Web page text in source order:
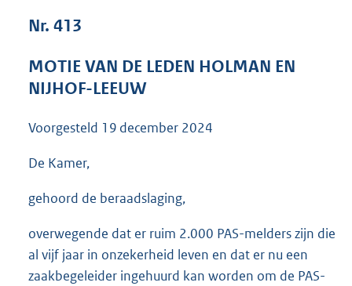
e
5
Nr. 413
MOTIE VAN DE LEDEN HOLMAN EN
NIJHOF-LEEUW
Voorgesteld 19 december 2024
De Kamer,
gehoord de beraadslaging,
overwegende dat er ruim 2.000 PAS-melders zijn die
al vijf jaar in onzekerheid leven en dat er nu een
zaakbegeleider ingehuurd kan worden om de PAS-